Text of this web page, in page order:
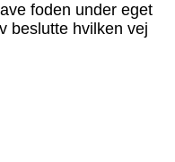
foden under eget
beslutte hvilken vej